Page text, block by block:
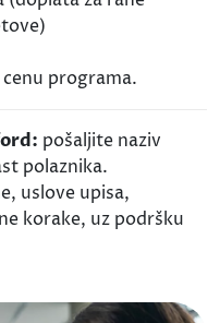
programa.
pošaljite naziv
polaznika.
uslove upisa,
korake, uz podršku